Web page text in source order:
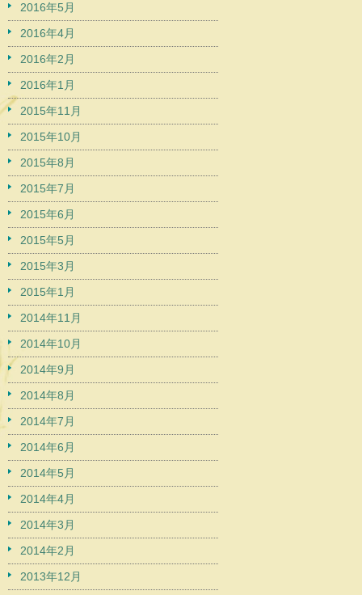
2016年5月
2016年4月
2016年2月
2016年1月
2015年11月
2015年10月
2015年8月
2015年7月
2015年6月
2015年5月
2015年3月
2015年1月
2014年11月
2014年10月
2014年9月
2014年8月
2014年7月
2014年6月
2014年5月
2014年4月
2014年3月
2014年2月
2013年12月